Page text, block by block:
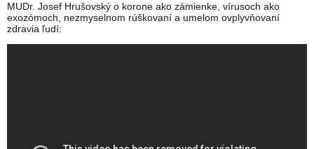
MUDr. Josef Hrušovský o korone ako zámienke, vírusoch ako
exozómoch, nezmyselnom rúškovaní a umelom ovplyvňovaní
zdravia ľudí: